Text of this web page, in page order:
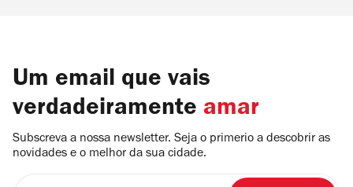
Um email que vais
verdadeiramente amar
Subscreva a nossa newsletter. Seja o primerio a descobrir as
novidades e o melhor da sua cidade.